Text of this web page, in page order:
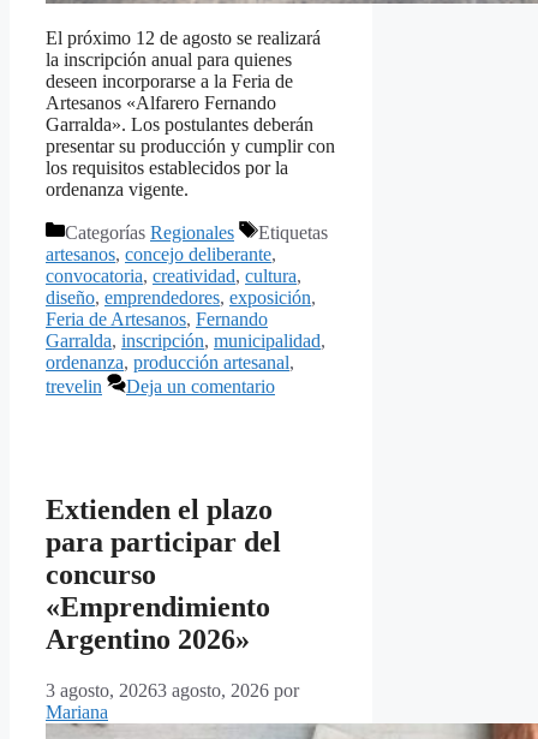
El próximo 12 de agosto se realizará
la inscripción anual para quienes
deseen incorporarse a la Feria de
Artesanos «Alfarero Fernando
Garralda». Los postulantes deberán
presentar su producción y cumplir con
los requisitos establecidos por la
ordenanza vigente.
Categorías Regionales
Etiquetas
artesanos, concejo deliberante,
convocatoria, creatividad, cultura,
diseño, emprendedores, exposición,
Feria de Artesanos, Fernando
Garralda, inscripción, municipalidad,
ordenanza, producción artesanal,
trevelin
Deja un comentario
Extienden el plazo
para participar del
concurso
«Emprendimiento
Argentino 2026»
3 agosto, 20263 agosto, 2026 por
Mariana